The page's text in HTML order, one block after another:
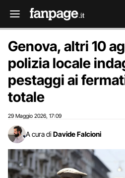
Genova, altri 10
polizia locale
pestaggi ai
totale
29 Maggio 2026 17:09
A cura di Davide Falcioni